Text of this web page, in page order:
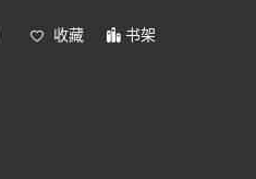
收藏 书架